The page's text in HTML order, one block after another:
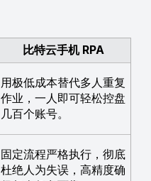
比特云手机 RPA
用极低成本替代多人重复
作业，一人即可轻松控盘
几百个账号。
固定流程严格执行，彻底
杜绝人为失误，高精度确